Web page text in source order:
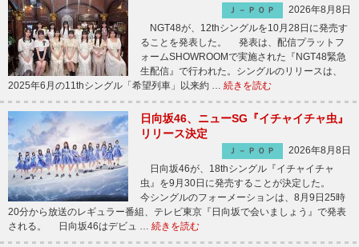
Ｊ－ＰＯＰ
2026年8月8日
NGT48が、12thシングルを10月28日に発売す
ることを発表した。 発表は、配信プラットフ
ォームSHOWROOMで実施された『NGT48緊急
生配信』で行われた。シングルのリリースは、
2025年6月の11thシングル「希望列車」以来約 … 続きを読む
日向坂46、ニューSG『イチャイチャ虫』
リリース決定
Ｊ－ＰＯＰ
2026年8月8日
日向坂46が、18thシングル『イチャイチャ
虫』を9月30日に発売することが決定した。
今シングルのフォーメーションは、8月9日25時
20分から放送のレギュラー番組、テレビ東京『日向坂で会いましょう』で発表
される。 日向坂46はデビュ … 続きを読む